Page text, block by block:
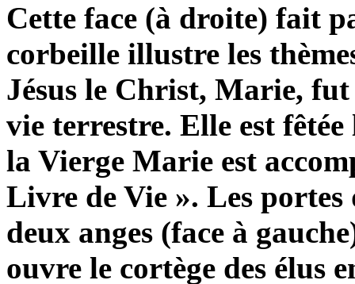
Cette face (à droite) fait
corbeille illustre les
Jésus le Christ, Marie, fut
vie terrestre. Elle est
la Vierge Marie est
Livre de Vie ». Les
deux anges (face à
ouvre le cortège des élus